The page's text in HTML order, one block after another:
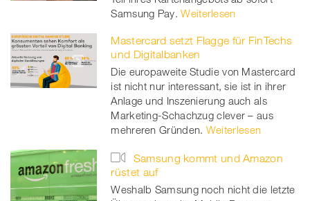
Samsung Pay. Weiterlesen
Mastercard setzt Flagge für FinTechs
und Digitalbanken
Die europaweite Studie von Mastercard
ist nicht nur interessant, sie ist in ihrer
Anlage und Inszenierung auch als
Marketing-Schachzug clever – aus
mehreren Gründen. Weiterlesen
Samsung kommt und Amazon
rüstet auf
Weshalb Samsung noch nicht die letzte